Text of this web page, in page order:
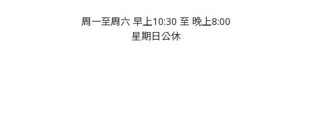
周一至周六 早上10:30 至 晚上8:00
星期日公休